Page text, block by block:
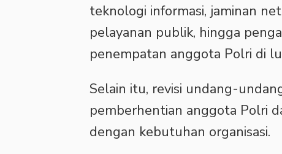
teknologi informasi, jaminan
pelayanan publik, hingga
penempatan anggota Polri di
‎Selain itu, revisi undang-
pemberhentian anggota Polri
dengan kebutuhan organisasi.